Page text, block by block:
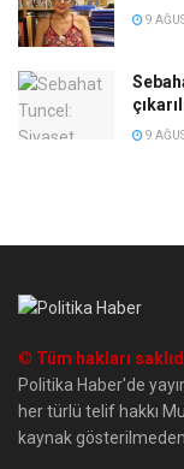
9
9
© Tüm hakları
Politika Haber'de
her türlü telif hakkı
kaynak